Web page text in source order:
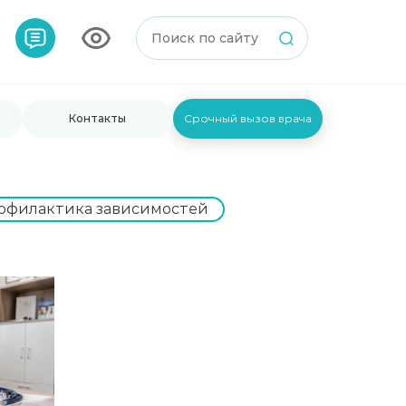
Контакты Срочный вызов врача
зависимостей